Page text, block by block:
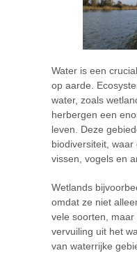
Water is een
op aarde.
water, zoals
herbergen een
leven. Deze
biodiversiteit,
vissen, vogels en
Wetlands
omdat ze niet
vele soorten,
vervuiling uit het
van waterrijke